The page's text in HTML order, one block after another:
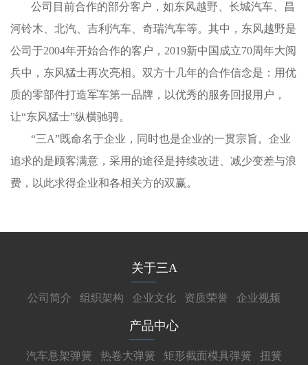
公司目前合作的部分客户，如东风越野、长城汽车、昌
河铃木、北汽、吉利汽车、奇瑞汽车等。其中，东风越野是
公司于2004年开始合作的客户，2019新中国成立70周年大阅
兵中，东风猛士再次亮相。双方十几年的合作信念是：用优
质的零部件打造军车第一品牌，以优秀的服务回报用户，
让“东风猛士”纵横驰骋。
“三A”既命名于企业，同时也是企业的一贯宗旨。企业
追求的是顾客满意，采用的途径是持续改进、减少变差与浪
费，以此求得企业和各相关方的双赢。
关于三A
公司简介 组织架构 企业文化 资质荣誉 企业视频
产品中心
汽车悬架弹簧 热卷大弹簧 矩形截面模具弹簧
扭簧